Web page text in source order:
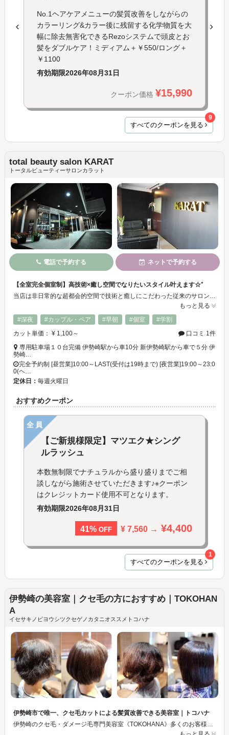
No.1ヘアケアメニューの髪質改善をしながらの
カラーリング&カラー後に残留する化学物質を大
幅に除去無害化できるRezoシステムで頭皮とお
髪をダブルケア！ミディアム＋￥550/ロング＋
￥1100
有効期限2026年08月31日
クーポン価格 ¥15,990
すべてのクーポンを見る
9
total beauty salon KARAT
トータルビューティーサロンカラット
電話で予約する ネットで予約する
【全室完全個室制】高技術×癒し空間でなりたいスタイル叶えます☆⁺
当店は非日常的な超都会的空間で技術と癒しにこだわった従来のサロンにない価値や空間を提供しております！全室個室のヘアサロンを中心にアイラッシュ、耳つぼジュエリー等も併設◎ビューティーからリラクゼーションまでお楽しみ頂けます★お仕事帰りの方でも安心してご来店頂けますように19時まで全メニューの受付をしていて、10台ほど駐車場を完備しているのでお車でのアクセスも便利です◎気兼ねなくゆったりお寛ぎ下さい♪
もっと見る
#深夜
#カップル・ペア #早朝 #個室
#学割
カット単価： ¥ 1,100～
口コミ 1件
専用駐車場１０台完備 伊勢崎駅から車10分 新伊勢崎駅から車で５分 伊
勢崎…
完全予約制 [昼営業]10:00～LAST(受付は19時まで) [夜営業]19:00～23:0
0(ヘ…
定休日： 毎週火曜日
おすすめクーポン
全員
【ご新規様限定】マツエク★シング
ルラッシュ
本数無制限でナチュラルから盛り盛りまでご相
談しながら施術させていただきます♪※クーポン
はクレジットカード使用不可となります。
有効期限2026年08月31日
41% OFF ¥ 7,560 → ¥4,400
すべてのクーポンを見る
1
伊勢崎の美容室｜クセ毛の方におすすめ｜TOKOHAN
A
イセサキノビヨウシツクセゲノカタニオススメトコハナ
伊勢崎市で唯一、クセ毛カットによる髪質改善できる美容室｜トコハナ
伊勢崎のクセ毛・ダメージ毛専門美容室《TOKOHANA》多くのお客様が「髪質の改善」に満足！トコハナで『髪質コンプレックス』を解消しませんか？”ダメージを最小限に”クセ毛やダメージ毛を美しく髪質改善する、唯一無二の【オーダメイド縮毛矯正】と【クセ毛カット】が人気！長年の研究・経験による独自ヘアケア理論であなたの【理想の艶髪】を叶えます♪